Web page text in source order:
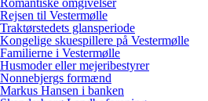
Romantiske omgivelser
Rejsen til Vestermølle
Traktørstedets glansperiode
Kongelige skuespillere på Vestermølle
Familierne i Vestermølle
Husmoder eller mejeribestyrer
Nonnebjergs formænd
Markus Hansen i banken